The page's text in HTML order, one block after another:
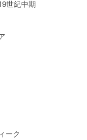
世紀中期
ーク